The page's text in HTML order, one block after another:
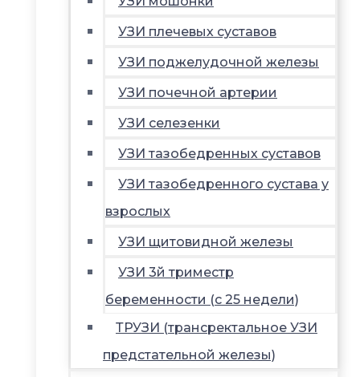
УЗИ плечевых суставов
УЗИ поджелудочной железы
УЗИ почечной артерии
УЗИ селезенки
УЗИ тазобедренных суставов
УЗИ тазобедренного сустава у
взрослых
УЗИ щитовидной железы
УЗИ 3й триместр
беременности (с 25 недели)
ТРУЗИ (трансректальное УЗИ
предстательной железы)